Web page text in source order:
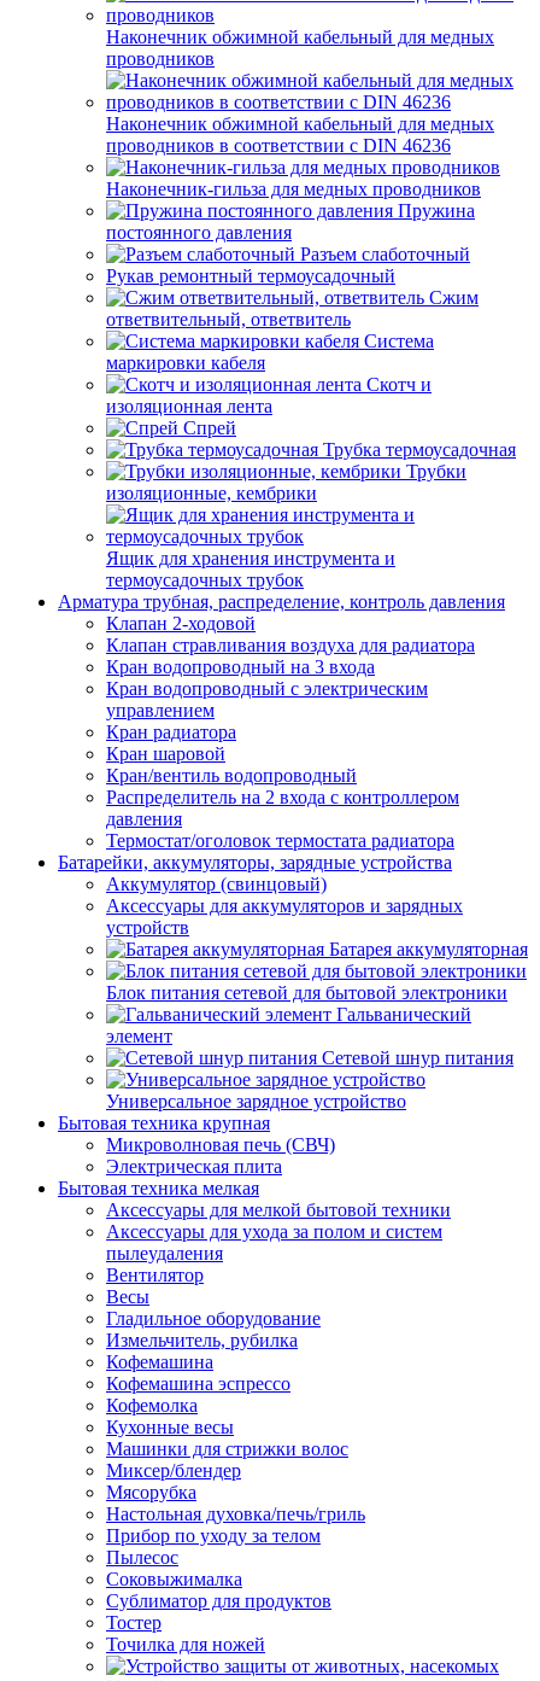
Наконечник обжимной кабельный для медных
проводников
Наконечник обжимной кабельный для медных
проводников в соответствии с DIN 46236
Наконечник-гильза для медных проводников
Пружина
постоянного давления
Разъем слаботочный
Рукав ремонтный термоусадочный
Сжим
ответвительный, ответвитель
Система
маркировки кабеля
Скотч и
изоляционная лента
Спрей
Трубка термоусадочная
Трубки
изоляционные, кембрики
Ящик для хранения инструмента и
термоусадочных трубок
Арматура трубная, распределение, контроль давления
Клапан 2-ходовой
Клапан стравливания воздуха для радиатора
Кран водопроводный на 3 входа
Кран водопроводный с электрическим
управлением
Кран радиатора
Кран шаровой
Кран/вентиль водопроводный
Распределитель на 2 входа с контроллером
давления
Термостат/оголовок термостата радиатора
Батарейки, аккумуляторы, зарядные устройства
Аккумулятор (свинцовый)
Аксессуары для аккумуляторов и зарядных
устройств
Батарея аккумуляторная
Блок питания сетевой для бытовой электроники
Гальванический
элемент
Сетевой шнур питания
Универсальное зарядное устройство
Бытовая техника крупная
Микроволновая печь (СВЧ)
Электрическая плита
Бытовая техника мелкая
Аксессуары для мелкой бытовой техники
Аксессуары для ухода за полом и систем
пылеудаления
Вентилятор
Весы
Гладильное оборудование
Измельчитель, рубилка
Кофемашина
Кофемашина эспрессо
Кофемолка
Кухонные весы
Машинки для стрижки волос
Миксер/блендер
Мясорубка
Настольная духовка/печь/гриль
Прибор по уходу за телом
Пылесос
Соковыжималка
Сублиматор для продуктов
Тостер
Точилка для ножей